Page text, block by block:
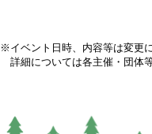
※イベント日時、内容等は変更
詳細については各主催・団体